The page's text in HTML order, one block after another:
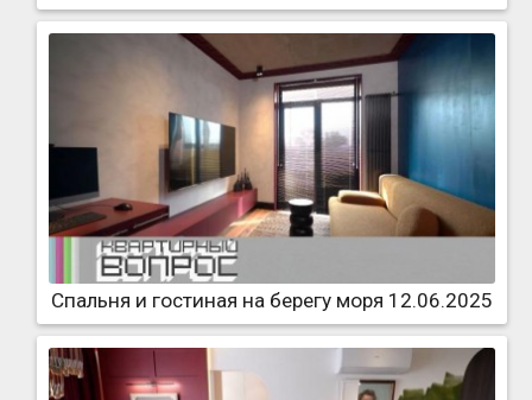
Спальня и гостиная на берегу моря 12.06.2025